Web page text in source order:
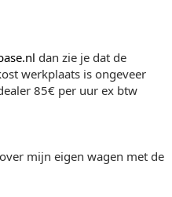
dan zie je dat de
werkplaats is ongeveer
85€ per uur ex btw
mijn eigen wagen met de